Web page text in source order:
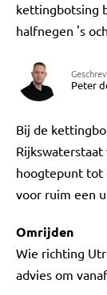
kettingbotsing
halfnegen 's
Peter
Bij de
hoogtepunt tot
voor ruim een
Omrijden
Wie richting
advies om